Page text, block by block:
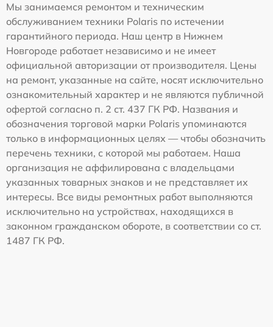
Мы занимаемся ремонтом и техническим
обслуживанием техники Polaris по истечении
гарантийного периода. Наш центр в Нижнем
Новгороде работает независимо и не имеет
официальной авторизации от производителя. Цены
на ремонт, указанные на сайте, носят исключительно
ознакомительный характер и не являются публичной
офертой согласно п. 2 ст. 437 ГК РФ. Названия и
обозначения торговой марки Polaris упоминаются
только в информационных целях — чтобы обозначить
перечень техники, с которой мы работаем. Наша
организация не аффилирована с владельцами
указанных товарных знаков и не представляет их
интересы. Все виды ремонтных работ выполняются
исключительно на устройствах, находящихся в
законном гражданском обороте, в соответствии со ст.
1487 ГК РФ.